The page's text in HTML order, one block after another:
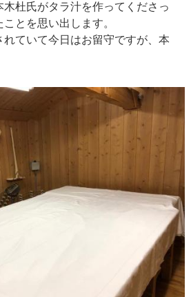
木杜氏がタラ汁を作ってくださっ
とを思い出します。
ていて今日はお留守ですが、本